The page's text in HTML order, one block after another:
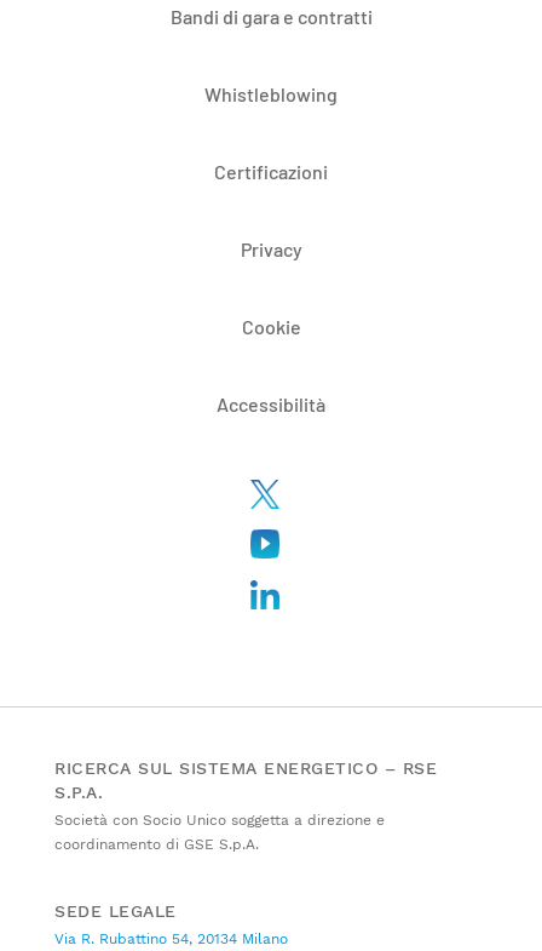
Bandi di gara e contratti
Whistleblowing
Certificazioni
Privacy
Cookie
Accessibilità
RICERCA SUL SISTEMA ENERGETICO – RSE
S.P.A.
Società con Socio Unico soggetta a direzione e
coordinamento di GSE S.p.A.
SEDE LEGALE
Via R. Rubattino 54, 20134 Milano